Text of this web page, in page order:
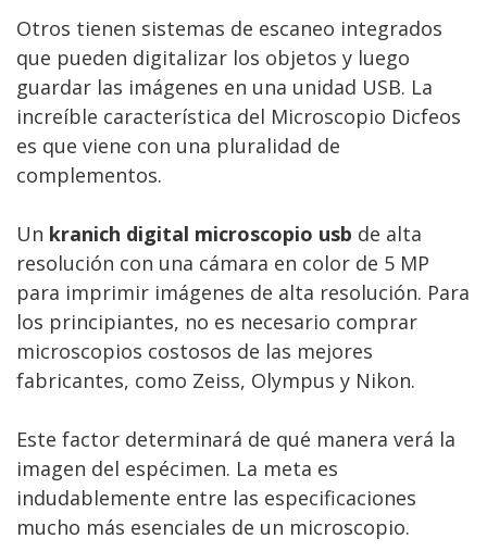
Otros tienen sistemas de escaneo integrados
que pueden digitalizar los objetos y luego
guardar las imágenes en una unidad USB. La
increíble característica del Microscopio Dicfeos
es que viene con una pluralidad de
complementos.
Un kranich digital microscopio usb de alta
resolución con una cámara en color de 5 MP
para imprimir imágenes de alta resolución. Para
los principiantes, no es necesario comprar
microscopios costosos de las mejores
fabricantes, como Zeiss, Olympus y Nikon.
Este factor determinará de qué manera verá la
imagen del espécimen. La meta es
indudablemente entre las especificaciones
mucho más esenciales de un microscopio.